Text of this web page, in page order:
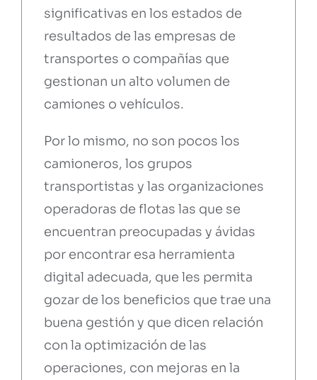
significativas en los estados de
resultados de las empresas de
transportes o compañías que
gestionan un alto volumen de
camiones o vehículos.
Por lo mismo, no son pocos los
camioneros, los grupos
transportistas y las organizaciones
operadoras de flotas las que se
encuentran preocupadas y ávidas
por encontrar esa herramienta
digital adecuada, que les permita
gozar de los beneficios que trae una
buena gestión y que dicen relación
con la optimización de las
operaciones, con mejoras en la